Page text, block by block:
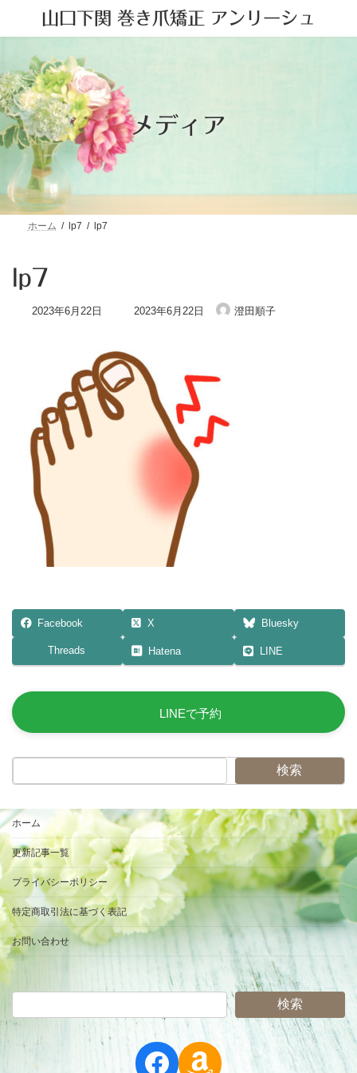
テ
へ
ス
キ
ッ
プ
ゲ
ョ
ン
に
移
動
山口下関 巻き爪矯正 アンリーシュ
メディア
ホーム lp7 lp7
lp7
2023年6月22日
最
日
時
2023年6月22日 澄田順子
Facebook X Bluesky
Threads Hatena LINE
LINEで予約
検索
ホーム
更新記事一覧
プライバシーポリシー
特定商取引法に基づく表記
お問い合わせ
検索
Facebook
Amazon